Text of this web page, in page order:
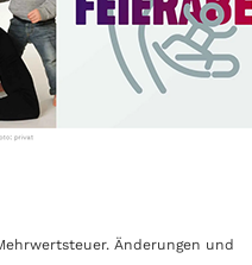
Änderungen und